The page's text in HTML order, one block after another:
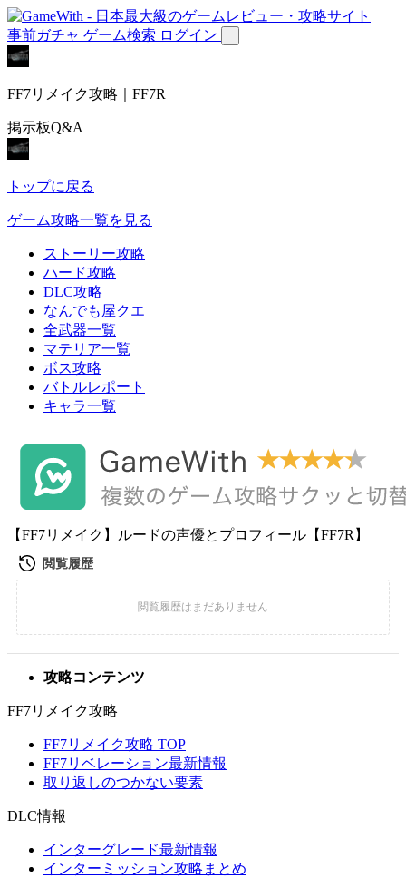
事前ガチャ ゲーム検索 ログイン
FF7リメイク攻略｜FF7R
掲示板Q&A
トップに戻る
ゲーム攻略一覧を見る
ストーリー攻略
ハード攻略
DLC攻略
なんでも屋クエ
全武器一覧
マテリア一覧
ボス攻略
バトルレポート
キャラ一覧
【FF7リメイク】ルードの声優とプロフィール【FF7R】
攻略コンテンツ
FF7リメイク攻略
FF7リメイク攻略 TOP
FF7リベレーション最新情報
取り返しのつかない要素
DLC情報
インターグレード最新情報
インターミッション攻略まとめ